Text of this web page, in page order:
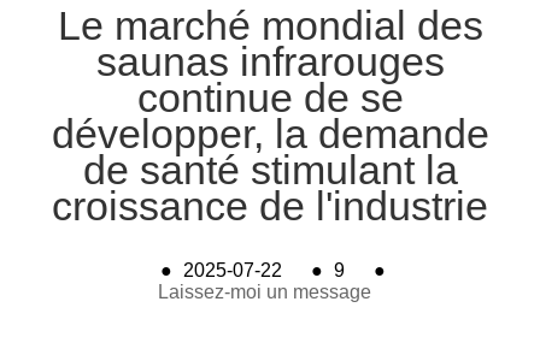
Le marché mondial des
saunas infrarouges
continue de se
développer, la demande
de santé stimulant la
croissance de l'industrie
● 2025-07-22 ● 9
●
Laissez-moi un message